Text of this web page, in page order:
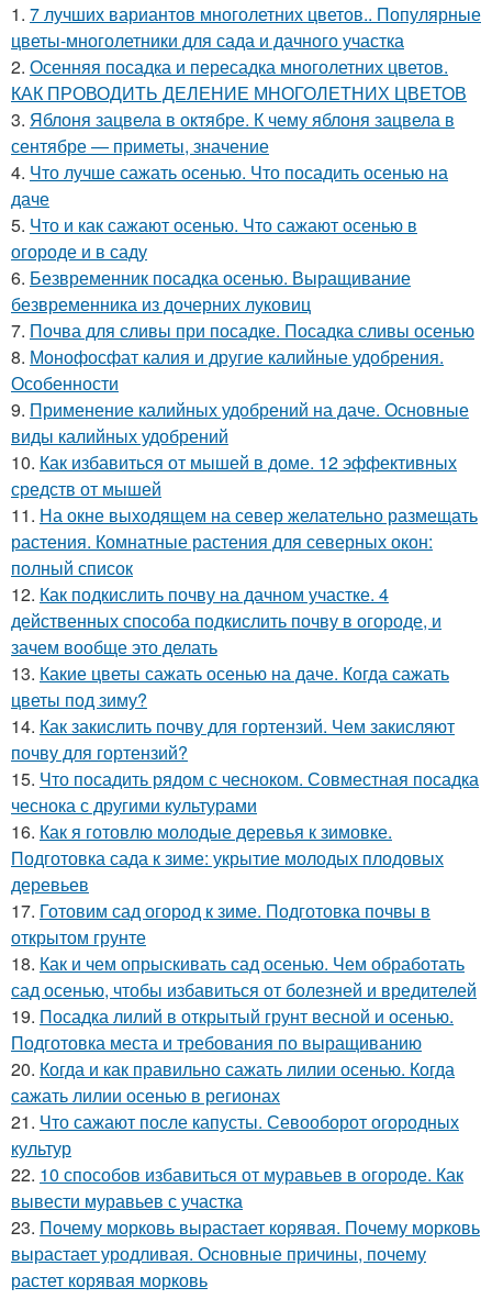
1. 7 лучших вариантов многолетних цветов.. Популярные
цветы-многолетники для сада и дачного участка
2. Осенняя посадка и пересадка многолетних цветов.
КАК ПРОВОДИТЬ ДЕЛЕНИЕ МНОГОЛЕТНИХ ЦВЕТОВ
3. Яблоня зацвела в октябре. К чему яблоня зацвела в
сентябре — приметы, значение
4. Что лучше сажать осенью. Что посадить осенью на
даче
5. Что и как сажают осенью. Что сажают осенью в
огороде и в саду
6. Безвременник посадка осенью. Выращивание
безвременника из дочерних луковиц
7. Почва для сливы при посадке. Посадка сливы осенью
8. Монофосфат калия и другие калийные удобрения.
Особенности
9. Применение калийных удобрений на даче. Основные
виды калийных удобрений
10. Как избавиться от мышей в доме. 12 эффективных
средств от мышей
11. На окне выходящем на север желательно размещать
растения. Комнатные растения для северных окон:
полный список
12. Как подкислить почву на дачном участке. 4
действенных способа подкислить почву в огороде, и
зачем вообще это делать
13. Какие цветы сажать осенью на даче. Когда сажать
цветы под зиму?
14. Как закислить почву для гортензий. Чем закисляют
почву для гортензий?
15. Что посадить рядом с чесноком. Совместная посадка
чеснока с другими культурами
16. Как я готовлю молодые деревья к зимовке.
Подготовка сада к зиме: укрытие молодых плодовых
деревьев
17. Готовим сад огород к зиме. Подготовка почвы в
открытом грунте
18. Как и чем опрыскивать сад осенью. Чем обработать
сад осенью, чтобы избавиться от болезней и вредителей
19. Посадка лилий в открытый грунт весной и осенью.
Подготовка места и требования по выращиванию
20. Когда и как правильно сажать лилии осенью. Когда
сажать лилии осенью в регионах
21. Что сажают после капусты. Севооборот огородных
культур
22. 10 способов избавиться от муравьев в огороде. Как
вывести муравьев с участка
23. Почему морковь вырастает корявая. Почему морковь
вырастает уродливая. Основные причины, почему
растет корявая морковь